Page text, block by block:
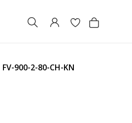
FV-900-2-80-CH-KN